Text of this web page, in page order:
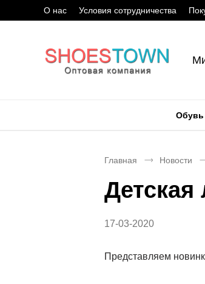
О нас Условия сотрудничества
Обувь
Главная Новости
Детская
17-03-2020
Представляем